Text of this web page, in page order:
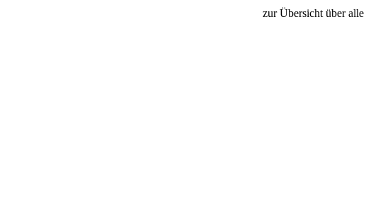
zur Übersicht über alle